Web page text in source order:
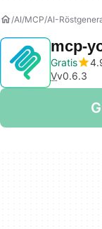
AI MCP AI-
mcp-
Gratis
Vv0.6.3